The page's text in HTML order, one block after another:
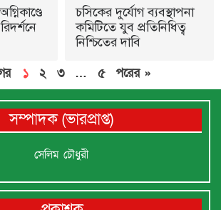
চসিকের দুর্যোগ ব্যবস্থাপনা
কমিটিতে যুব প্রতিনিধিত্ব
নিশ্চিতের দাবি
১ ২ ৩ … ৫ পরের »
সম্পাদক (ভারপ্রাপ্ত)
সেলিম চৌধুরী